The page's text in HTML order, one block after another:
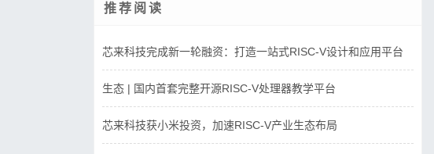
推荐阅读
芯来科技完成新一轮融资：打造一站式RISC-V设计和应用平台
生态 | 国内首套完整开源RISC-V处理器教学平台
芯来科技获小米投资，加速RISC-V产业生态布局